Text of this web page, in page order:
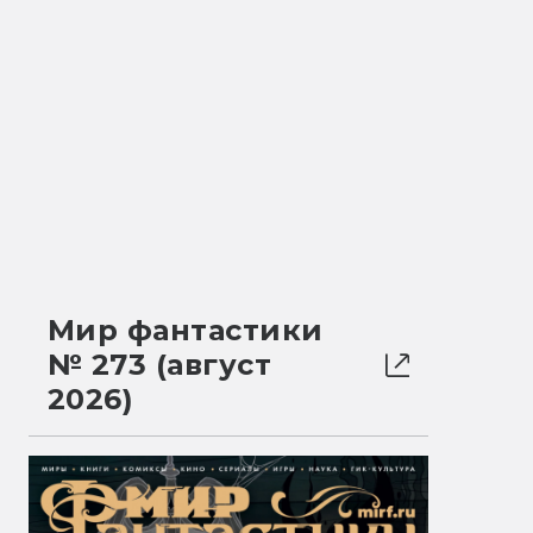
Мир фантастики
№ 273 (август
2026)